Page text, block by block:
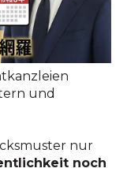
und
nur
noch